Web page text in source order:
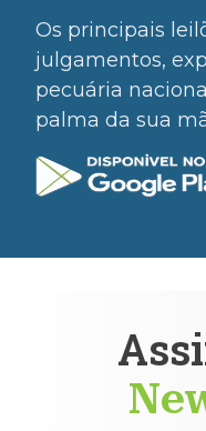
Os principais
julgamentos,
pecuária
palma da sua